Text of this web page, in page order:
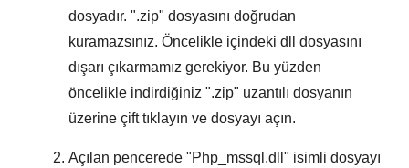
dosyadır. ".zip" dosyasını doğrudan
kuramazsınız. Öncelikle içindeki dll dosyasını
dışarı çıkarmamız gerekiyor. Bu yüzden
öncelikle indirdiğiniz ".zip" uzantılı dosyanın
üzerine çift tıklayın ve dosyayı açın.
Açılan pencerede "Php_mssql.dll " isimli dosyayı